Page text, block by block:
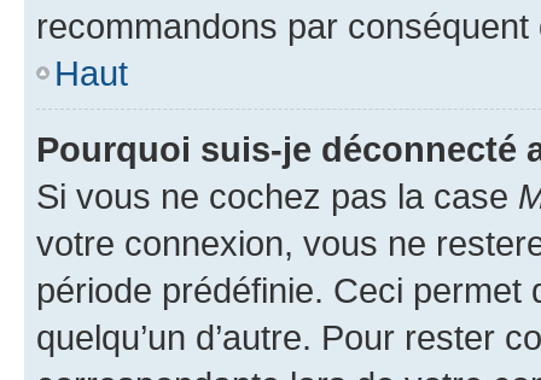
recommandons par conséquent
Haut
Pourquoi suis-je déconnecté
Si vous ne cochez pas la case
votre connexion, vous ne
période prédéfinie. Ceci permet
quelqu’un d’autre. Pour rester